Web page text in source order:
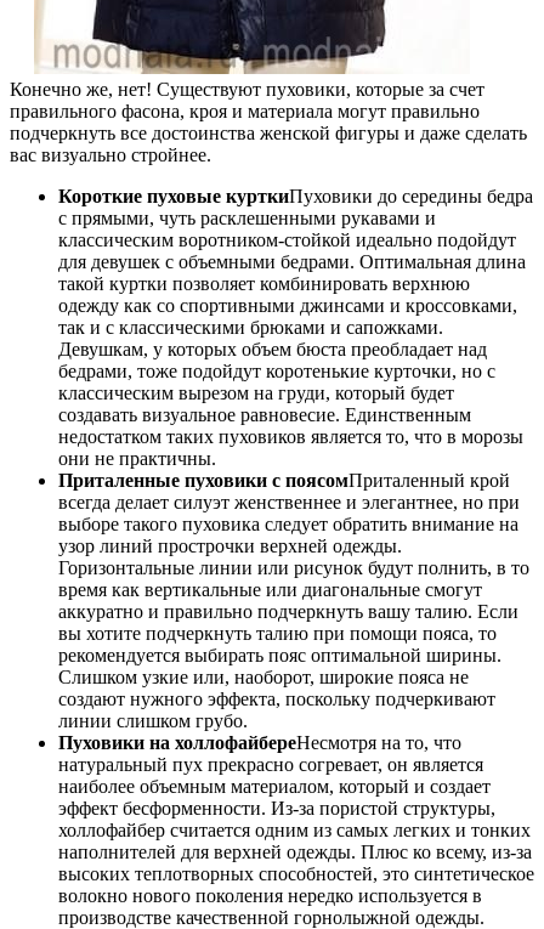
Конечно же, нет! Существуют пуховики, которые за счет
правильного фасона, кроя и материала могут правильно
подчеркнуть все достоинства женской фигуры и даже сделать
вас визуально стройнее.
Короткие пуховые курткиПуховики до середины бедра
с прямыми, чуть расклешенными рукавами и
классическим воротником-стойкой идеально подойдут
для девушек с объемными бедрами. Оптимальная длина
такой куртки позволяет комбинировать верхнюю
одежду как со спортивными джинсами и кроссовками,
так и с классическими брюками и сапожками.
Девушкам, у которых объем бюста преобладает над
бедрами, тоже подойдут коротенькие курточки, но с
классическим вырезом на груди, который будет
создавать визуальное равновесие. Единственным
недостатком таких пуховиков является то, что в морозы
они не практичны.
Приталенные пуховики с поясомПриталенный крой
всегда делает силуэт женственнее и элегантнее, но при
выборе такого пуховика следует обратить внимание на
узор линий прострочки верхней одежды.
Горизонтальные линии или рисунок будут полнить, в то
время как вертикальные или диагональные смогут
аккуратно и правильно подчеркнуть вашу талию. Если
вы хотите подчеркнуть талию при помощи пояса, то
рекомендуется выбирать пояс оптимальной ширины.
Слишком узкие или, наоборот, широкие пояса не
создают нужного эффекта, поскольку подчеркивают
линии слишком грубо.
Пуховики на холлофайбереНесмотря на то, что
натуральный пух прекрасно согревает, он является
наиболее объемным материалом, который и создает
эффект бесформенности. Из-за пористой структуры,
холлофайбер считается одним из самых легких и тонких
наполнителей для верхней одежды. Плюс ко всему, из-за
высоких теплотворных способностей, это синтетическое
волокно нового поколения нередко используется в
производстве качественной горнолыжной одежды.